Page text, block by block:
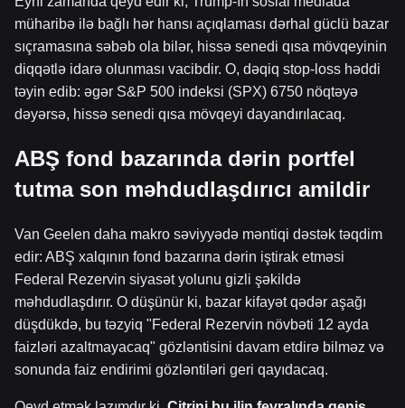
müharibə ilə bağlı hər hansı açıqlaması dərhal güclü bazar
sıçramasına səbəb ola bilər, hissə senedi qısa mövqeyinin
diqqətlə idarə olunması vacibdir. O, dəqiq stop-loss həddi
təyin edib: əgər S&P 500 indeksi (SPX) 6750 nöqtəyə
dəyərsə, hissə senedi qısa mövqeyi dayandırılacaq.
ABŞ fond bazarında dərin portfel
tutma son məhdudlaşdırıcı amildir
Van Geelen daha makro səviyyədə məntiqi dəstək təqdim
edir: ABŞ xalqının fond bazarına dərin iştirak etməsi
Federal Rezervin siyasət yolunu gizli şəkildə
məhdudlaşdırır. O düşünür ki, bazar kifayət qədər aşağı
düşdükdə, bu təzyiq "Federal Rezervin növbəti 12 ayda
faizləri azaltmayacaq" gözləntisini davam etdirə bilməz və
sonunda faiz endirimi gözləntiləri geri qayıdacaq.